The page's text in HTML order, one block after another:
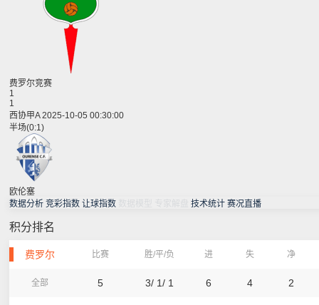
费罗尔竞赛
1
1
西协甲A 2025-10-05 00:30:00
半场(0:1)
欧伦塞
数据分析 竞彩指数 让球指数 技术统计 赛况直播
积分排名
费罗尔 比赛 胜/平/负 进 失 净
全部 5 3/ 1/ 1 6 4 2